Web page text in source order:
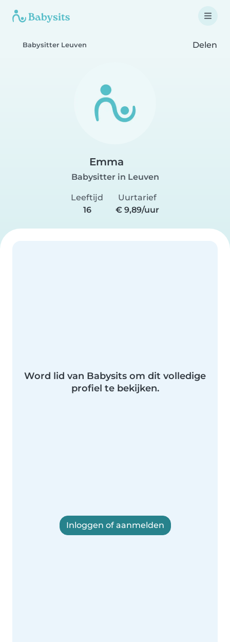
Babysitter Leuven Delen
Emma
Babysitter in Leuven
Leeftijd
16
Uurtarief
€ 9,89/uur
Word lid van Babysits om dit volledige
profiel te bekijken.
Inloggen of aanmelden